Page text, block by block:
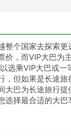
整个国家去探索
价，而VIP大巴为
选乘VIP大巴或一
但如果是长途旅
大巴为长途旅行
择最合适的大巴